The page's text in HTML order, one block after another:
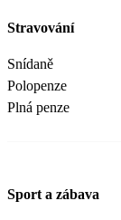
Stravování
Snídaně
Polopenze
Plná penze
Sport a zábava